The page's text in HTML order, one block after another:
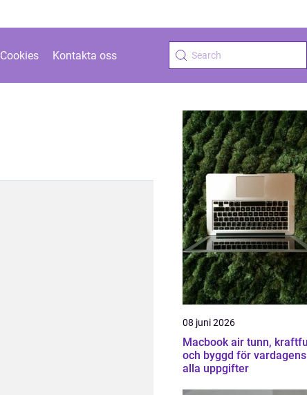
Cookies Kontakta oss
08 juni 2026
Macbook air tunn, kraftfull
och byggd för vardagens
alla uppgifter